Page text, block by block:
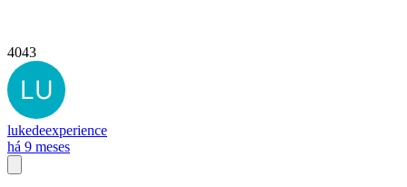
4043
lukedeexperience
há 9 meses